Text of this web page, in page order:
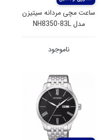
ساعت مچی مردانه سیتیزن
مدل NH8350-83L
ناموجود